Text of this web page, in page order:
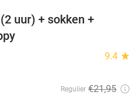
uur) + sokken +
9.4 star
Regulier €21,95